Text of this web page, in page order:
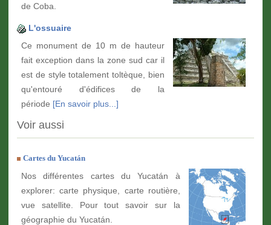
de Coba.
L'ossuaire
Ce monument de 10 m de hauteur
fait exception dans la zone sud car il
est de style totalement toltèque, bien
qu'entouré d'édifices de la
période [En savoir plus...]
Voir aussi
Cartes du Yucatán
Nos différentes cartes du Yucatán à
explorer: carte physique, carte routière,
vue satellite. Pour tout savoir sur la
géographie du Yucatán.